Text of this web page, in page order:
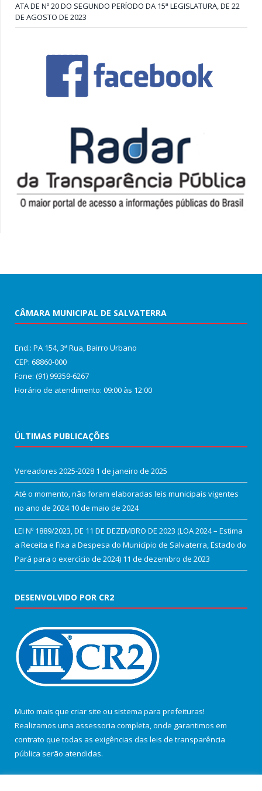
ATA DE Nº 20 DO SEGUNDO PERÍODO DA 15ª LEGISLATURA, DE 22
DE AGOSTO DE 2023
CÂMARA MUNICIPAL DE SALVATERRA
End.: PA 154, 3ª Rua, Bairro Urbano
CEP: 68860‑000
Fone: (91) 99359-6267
Horário de atendimento: 09:00 às 12:00
ÚLTIMAS PUBLICAÇÕES
Vereadores 2025-2028 1 de janeiro de 2025
Até o momento, não foram elaboradas leis municipais vigentes
no ano de 2024 10 de maio de 2024
LEI Nº 1889/2023, DE 11 DE DEZEMBRO DE 2023 (LOA 2024 – Estima
a Receita e Fixa a Despesa do Município de Salvaterra, Estado do
Pará para o exercício de 2024) 11 de dezembro de 2023
DESENVOLVIDO POR CR2
Muito mais que criar site ou sistema para prefeituras!
Realizamos uma assessoria completa, onde garantimos em
contrato que todas as exigências das leis de transparência
pública serão atendidas.